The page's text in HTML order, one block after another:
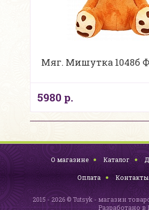
Мяг. Мишутка 1048б
5980 р.
О магазине Каталог
Оплата Контакты
2015 - 2026 © Tutsyk - магазин
Разработано в